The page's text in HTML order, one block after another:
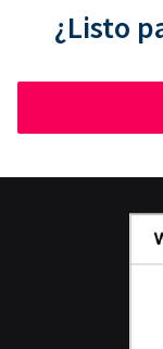
¿Listo